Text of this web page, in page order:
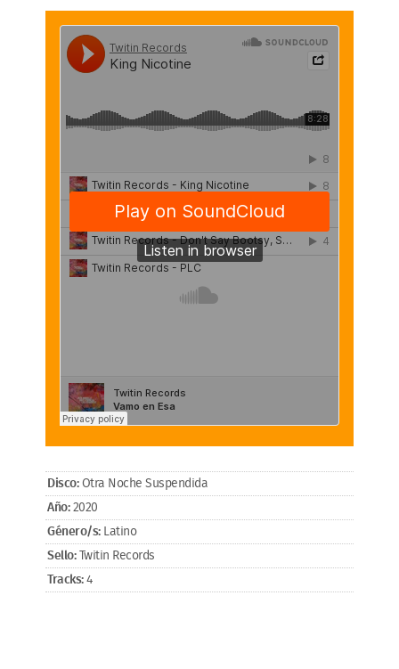
Disco:Otra Noche Suspendida
Año:2020
Género/s:Latino
Sello:Twitin Records
Tracks:4